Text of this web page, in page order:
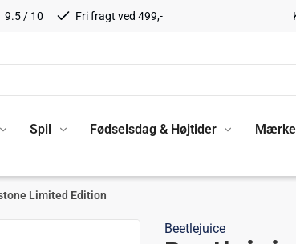
9.5 / 10 Fri fragt ved 499,-
Spil Fødselsdag & Højtider
Limited Edition
Beetlejuice